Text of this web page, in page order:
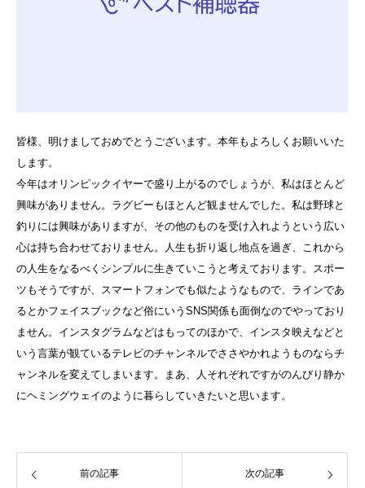
皆様、明けましておめでとうございます。本年もよろしくお願いいた
します。
今年はオリンピックイヤーで盛り上がるのでしょうが、私はほとんど
興味がありません。ラグビーもほとんど観ませんでした。私は野球と
釣りには興味がありますが、その他のものを受け入れようという広い
心は持ち合わせておりません。人生も折り返し地点を過ぎ、これから
の人生をなるべくシンプルに生きていこうと考えております。スポー
ツもそうですが、スマートフォンでも似たようなもので、ラインであ
るとかフェイスブックなど俗にいうSNS関係も面倒なのでやっており
ません。インスタグラムなどはもってのほかで、インスタ映えなどと
いう言葉が観ているテレビのチャンネルでささやかれようものならチ
ャンネルを変えてしまいます。まあ、人それぞれですがのんびり静か
にヘミングウェイのように暮らしていきたいと思います。
前の記事 次の記事